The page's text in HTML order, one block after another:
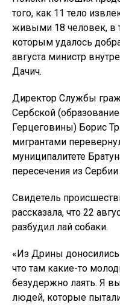
того, как 11 тело
живыми 18 человек, в
которым удалось
августа министр
Дачич.
Директор Службы
Сербской
Герцеговины) Борис
мигрантами
муниципалитете
пересечения из
Свидетель
рассказала, что 22
разбудил лай собаки.
«Из Дрины
что там какие-то
безудержно лаять. Я
людей, которые